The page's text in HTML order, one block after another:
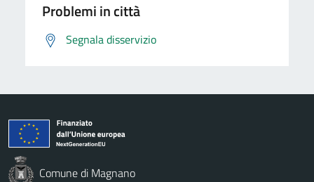
Problemi in città
Segnala disservizio
Comune di Magnano